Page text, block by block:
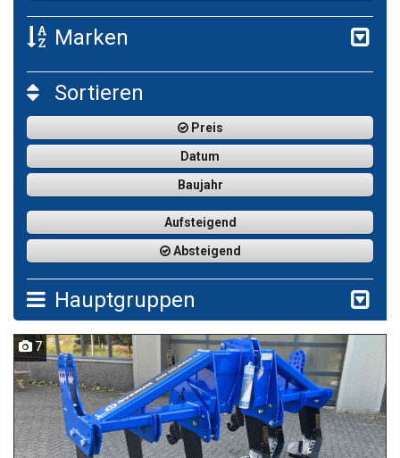
Marken
Sortieren
Preis
Datum
Baujahr
Aufsteigend
Absteigend
Hauptgruppen
7